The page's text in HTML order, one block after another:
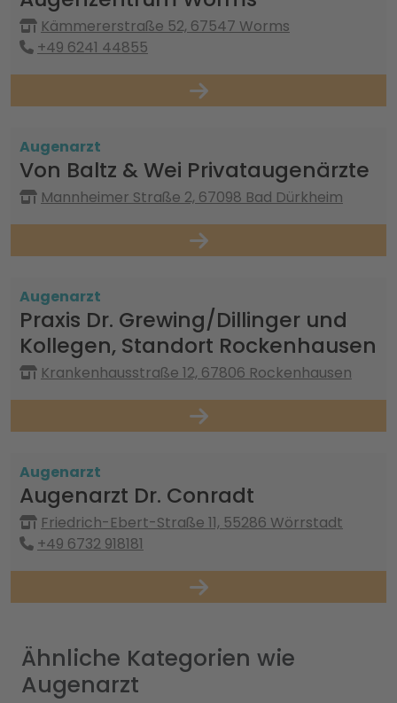
Kämmererstraße 52, 67547 Worms
+49 6241 44855
Augenarzt
Von Baltz & Wei Privataugenärzte
Mannheimer Straße 2, 67098 Bad Dürkheim
Augenarzt
Praxis Dr. Grewing/Dillinger und
Kollegen, Standort Rockenhausen
Krankenhausstraße 12, 67806 Rockenhausen
Augenarzt
Augenarzt Dr. Conradt
Friedrich-Ebert-Straße 11, 55286 Wörrstadt
+49 6732 918181
Ähnliche Kategorien wie
Augenarzt